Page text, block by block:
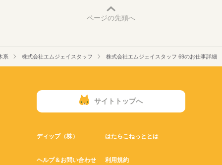
ページの先頭へ
系 株式会社エムジェイスタッフ 株式会社エムジェイスタッフ 69のお仕事詳細
サイトトップへ
ディップ（株） はたらこねっととは
ヘルプ＆お問い合わせ 利用規約